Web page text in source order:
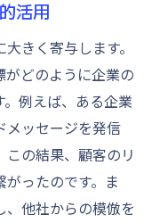
活用
きく寄与します。
どのように企業の
例えば、ある企業
メッセージを発信
の結果、顧客のリ
ったのです。ま
、他社からの模倣を